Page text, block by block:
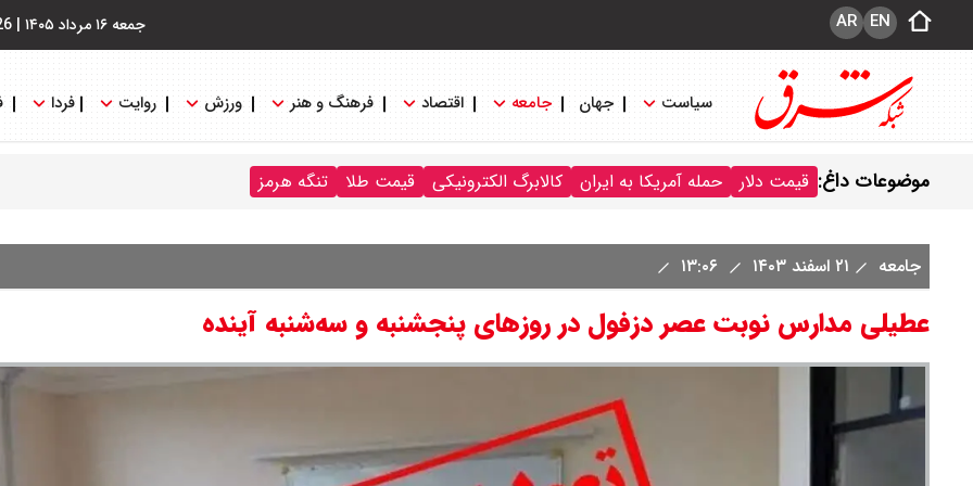
جمعه ۱۶ مرداد ۱۴۰۵ | EN
AR
سیاست جهان جامعه اقتصاد فرهنگ و هنر ورزش روایت فردا
موضوعات داغ: قیمت دلار حمله آمریکا به ایران کالابرگ الکترونیکی قیمت طلا تنگه هرمز
جامعه ۲۱ اسفند ۱۴۰۳
عطیلی مدارس نوبت عصر دزفول در روزهای پنجشنبه و سه‌شنبه آینده